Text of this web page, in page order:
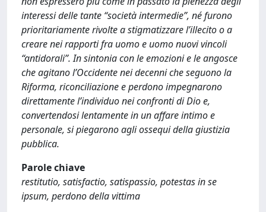
interessi delle tante “società intermedie”, né furono
prioritariamente rivolte a stigmatizzare l’illecito o a
creare nei rapporti fra uomo e uomo nuovi vincoli
“antidorali”. In sintonia con le emozioni e le angosce
che agitano l’Occidente nei decenni che seguono la
Riforma, riconciliazione e perdono impegnarono
direttamente l’individuo nei confronti di Dio e,
convertendosi lentamente in un affare intimo e
personale, si piegarono agli ossequi della giustizia
pubblica.
Parole chiave
restitutio, satisfactio, satispassio, potestas in se
ipsum, perdono della vittima